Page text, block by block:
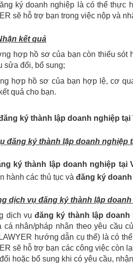
ký doanh nghiệp là có thể thực
sẽ hỗ trợ bạn trong việc nộp và
kết quả
hợp hồ sơ của bạn còn thiếu sót
sửa đổi, bổ sung;
hợp hồ sơ của bạn hợp lệ, cơ
quả cho bạn.
ký thành lập doanh nghiệp tại
đăng ký thành lập doanh nghiệp
ký thành lập doanh nghiệp tại
hành các thủ tục và đăng ký
dịch vụ đăng ký thành lập
dịch vụđăng ký thành lập doanh
cá nhân/pháp nhân theo yêu cầu
hướng dẫn cụ thể) là có
sẽ hỗ trợ bạn các công việc còn
hoặc bổ sung khi có yêu cầu,